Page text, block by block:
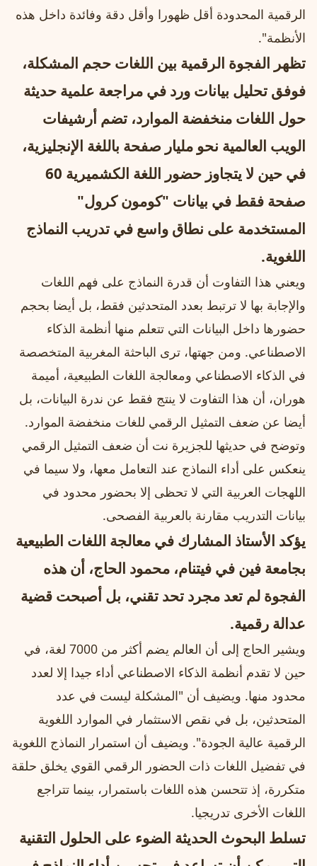
الرقمية المحدودة أقل ظهورا وأقل دقة وفائدة داخل هذه
الأنظمة".
تظهر الفجوة الرقمية بين اللغات حجم المشكلة،
فوفق تحليل بيانات ورد في مراجعة علمية حديثة
حول اللغات منخفضة الموارد، تضم أرشيفات
الويب العالمية نحو مليار صفحة باللغة الإنجليزية،
في حين لا يتجاوز حضور اللغة الكشميرية 60
صفحة فقط في بيانات "كومون كرول"
المستخدمة على نطاق واسع في تدريب النماذج
اللغوية.
ويعني هذا التفاوت أن قدرة النماذج على فهم اللغات
والإجابة بها لا ترتبط بعدد المتحدثين فقط، بل أيضا بحجم
حضورها داخل البيانات التي تتعلم منها أنظمة الذكاء
الاصطناعي. ومن جهتها، ترى الباحثة المغربية المتخصصة
في الذكاء الاصطناعي ومعالجة اللغات الطبيعية، أميمة
هوران، أن هذا التفاوت لا ينتج فقط عن ندرة البيانات، بل
أيضا عن ضعف التمثيل الرقمي للغات منخفضة الموارد.
وتوضح في حديثها للجزيرة نت أن ضعف التمثيل الرقمي
ينعكس على أداء النماذج عند التعامل معها، ولا سيما في
اللهجات العربية التي لا تحظى إلا بحضور محدود في
بيانات التدريب مقارنة بالعربية الفصحى.
يؤكد الأستاذ المشارك في معالجة اللغات الطبيعية
بجامعة فين في فيتنام، محمود الحاج، أن هذه
الفجوة لم تعد مجرد تحد تقني، بل أصبحت قضية
عدالة رقمية.
ويشير الحاج إلى أن العالم يضم أكثر من 7000 لغة، في
حين لا تقدم أنظمة الذكاء الاصطناعي أداء جيدا إلا لعدد
محدود منها. ويضيف أن "المشكلة ليست في عدد
المتحدثين، بل في نقص الاستثمار في الموارد اللغوية
الرقمية عالية الجودة". ويضيف أن استمرار النماذج اللغوية
في تفضيل اللغات ذات الحضور الرقمي القوي يخلق حلقة
متكررة، إذ تتحسن هذه اللغات باستمرار، بينما تتراجع
اللغات الأخرى تدريجيا.
تسلط البحوث الحديثة الضوء على الحلول التقنية